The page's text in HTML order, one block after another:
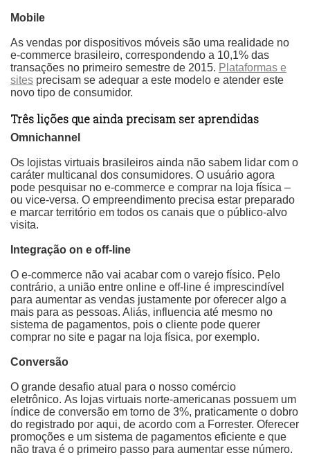
Mobile
As vendas por dispositivos móveis são uma realidade no
e-commerce brasileiro, correspondendo a 10,1% das
transações no primeiro semestre de 2015. Plataformas e
sites precisam se adequar a este modelo e atender este
novo tipo de consumidor.
Três lições que ainda precisam ser aprendidas
Omnichannel
Os lojistas virtuais brasileiros ainda não sabem lidar com o
caráter multicanal dos consumidores. O usuário agora
pode pesquisar no e-commerce e comprar na loja física –
ou vice-versa. O empreendimento precisa estar preparado
e marcar território em todos os canais que o público-alvo
visita.
Integração on e off-line
O e-commerce não vai acabar com o varejo físico. Pelo
contrário, a união entre online e off-line é imprescindível
para aumentar as vendas justamente por oferecer algo a
mais para as pessoas. Aliás, influencia até mesmo no
sistema de pagamentos, pois o cliente pode querer
comprar no site e pagar na loja física, por exemplo.
Conversão
O grande desafio atual para o nosso comércio
eletrônico. As lojas virtuais norte-americanas possuem um
índice de conversão em torno de 3%, praticamente o dobro
do registrado por aqui, de acordo com a Forrester. Oferecer
promoções e um sistema de pagamentos eficiente e que
não trava é o primeiro passo para aumentar esse número.